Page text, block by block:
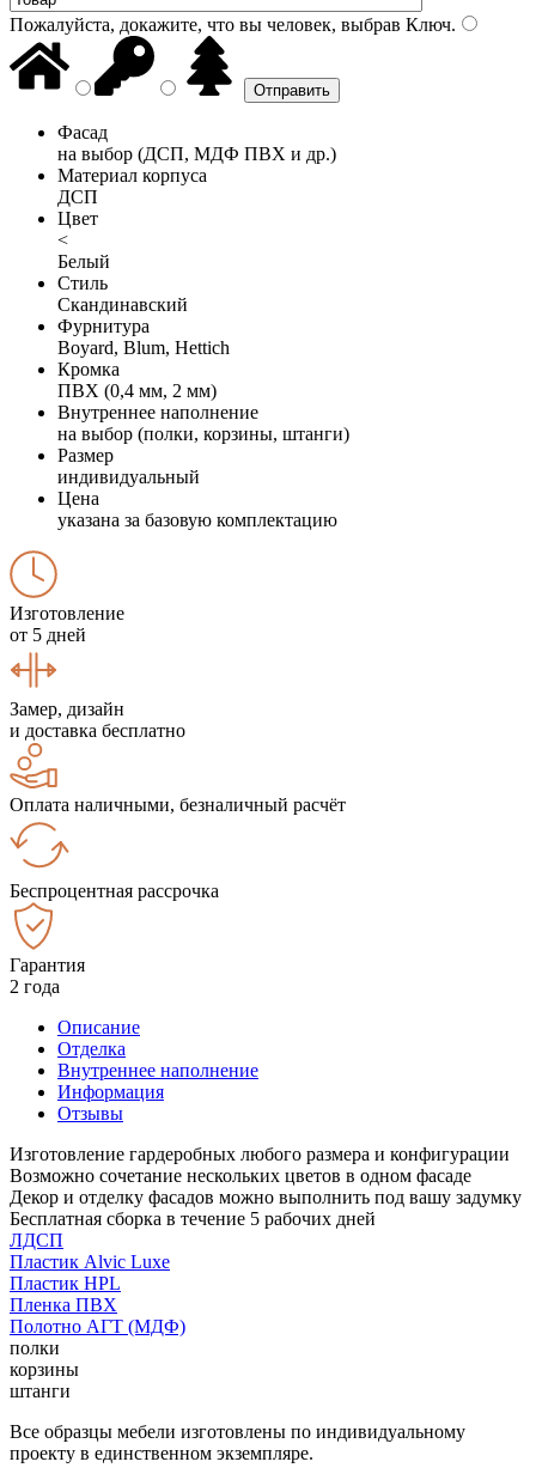
Пожалуйста, докажите, что вы человек, выбрав Ключ.
Фасад
на выбор (ДСП, МДФ ПВХ и др.)
Материал корпуса
ДСП
Цвет
<
Белый
Стиль
Скандинавский
Фурнитура
Boyard, Blum, Hettich
Кромка
ПВХ (0,4 мм, 2 мм)
Внутреннее наполнение
на выбор (полки, корзины, штанги)
Размер
индивидуальный
Цена
указана за базовую комплектацию
Изготовление
от 5 дней
Замер, дизайн
и доставка бесплатно
Оплата наличными, безналичный расчёт
Беспроцентная рассрочка
Гарантия
2 года
Описание
Отделка
Внутреннее наполнение
Информация
Отзывы
Изготовление гардеробных любого размера и конфигурации
Возможно сочетание нескольких цветов в одном фасаде
Декор и отделку фасадов можно выполнить под вашу задумку
Бесплатная сборка в течение 5 рабочих дней
ЛДСП
Пластик Alvic Luxe
Пластик HPL
Пленка ПВХ
Полотно АГТ (МДФ)
полки
корзины
штанги
Все образцы мебели изготовлены по индивидуальному
проекту в единственном экземпляре.